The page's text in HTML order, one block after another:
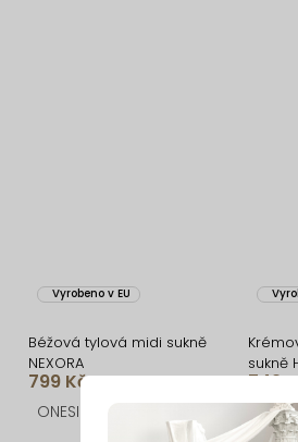
Vyrobeno v EU
Béžová tylová midi sukně
NEXORA
799 Kč
ONESIZE
sukně
749